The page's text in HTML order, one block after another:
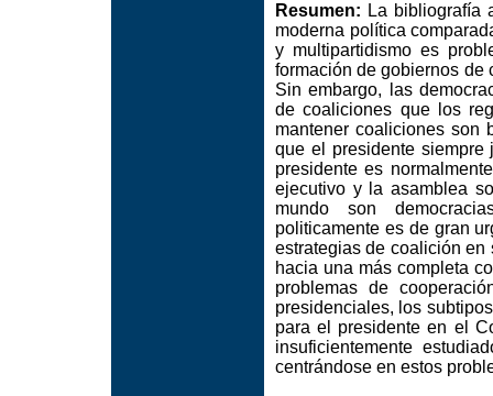
Resumen: La bibliografía
moderna política
y multipartidismo es
formación de gobiernos de
Sin embargo, las
de coaliciones que los
mantener coaliciones son
que el presidente
presidente es
ejecutivo y la asamblea
mundo son
politicamente es de gran
estrategias de coalición en
hacia una más completa
problemas de
presidenciales, los
para el presidente en el
insuficientemente
centrándose en estos